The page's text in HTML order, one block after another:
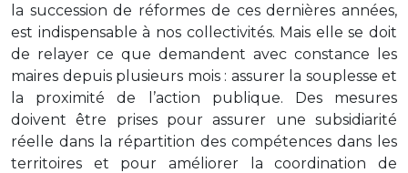
la succession de réformes de ces dernières années,
est indispensable à nos collectivités. Mais elle se doit
de relayer ce que demandent avec constance les
maires depuis plusieurs mois : assurer la souplesse et
la proximité de l’action publique. Des mesures
doivent être prises pour assurer une subsidiarité
réelle dans la répartition des compétences dans les
territoires et pour améliorer la coordination de